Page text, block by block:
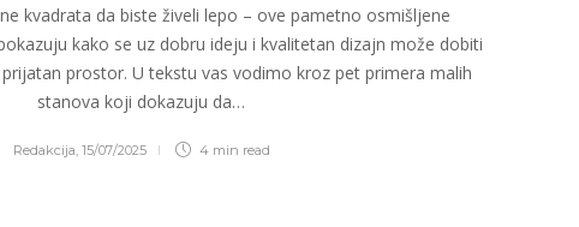
kvadrata da biste živeli lepo – ove pametno osmišljene
kako se uz dobru ideju i kvalitetan dizajn može dobiti
prostor. U tekstu vas vodimo kroz pet primera malih
stanova koji dokazuju da…
Redakcija, 15/07/2025 4 min read